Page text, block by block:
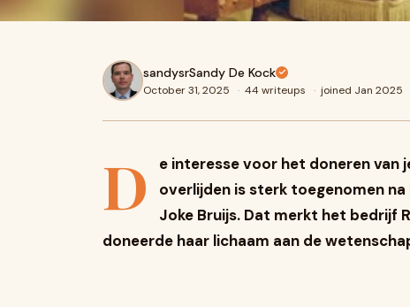
sandysrSandy De Kock
October 31, 2025 · 44 writeups · joined Jan 2025
D
e interesse voor het doneren van
overlijden is sterk toegenomen
Joke Bruijs. Dat merkt het bedrijf
doneerde haar lichaam aan de